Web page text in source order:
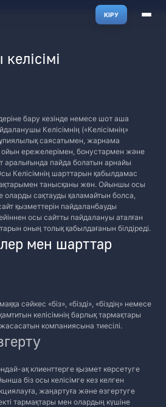
КІРУ
бару кезінде немесе шот аша
Келісімнің («Келісімнің»
саясатымен, жарнама
ойын ережелерімен, бонустармен және
аралығында пайда болатын арнайы
Келісімнің шарттарын қабылдамас
танысқаны жөн. Ойыншы осы
оларды сақтауды қаламайтын болса,
қызметтерін пайдаланбауды
осы сайтты пайдалануы аталған
оның толық қабылдағанын білдіреді.
мен шарттар
сәйкес «біз», «бізді», «біздің» немесе
келісімнің барлық тармақтары
компаниясына тиесілі.
ақ клиенттерге қызмет көрсетуге
біз осы келісімге кез келген
жаңартуға және өзгертуге
тармақтары мен олардың күшіне